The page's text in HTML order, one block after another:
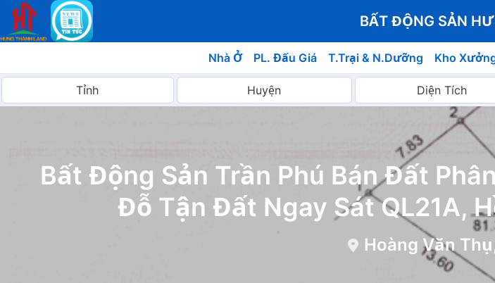
BẤT ĐỘNG SẢN
Nhà Ở PL. Đấu Giá T.Trại & N.Dưỡng Kho
Bất Động Sản Trần Phú Bán Đất
Đỗ Tận Đất Ngay Sát QL21A,
Hoàng Văn